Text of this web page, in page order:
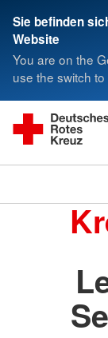
Sie befinden
Website
You are on the
use the switch